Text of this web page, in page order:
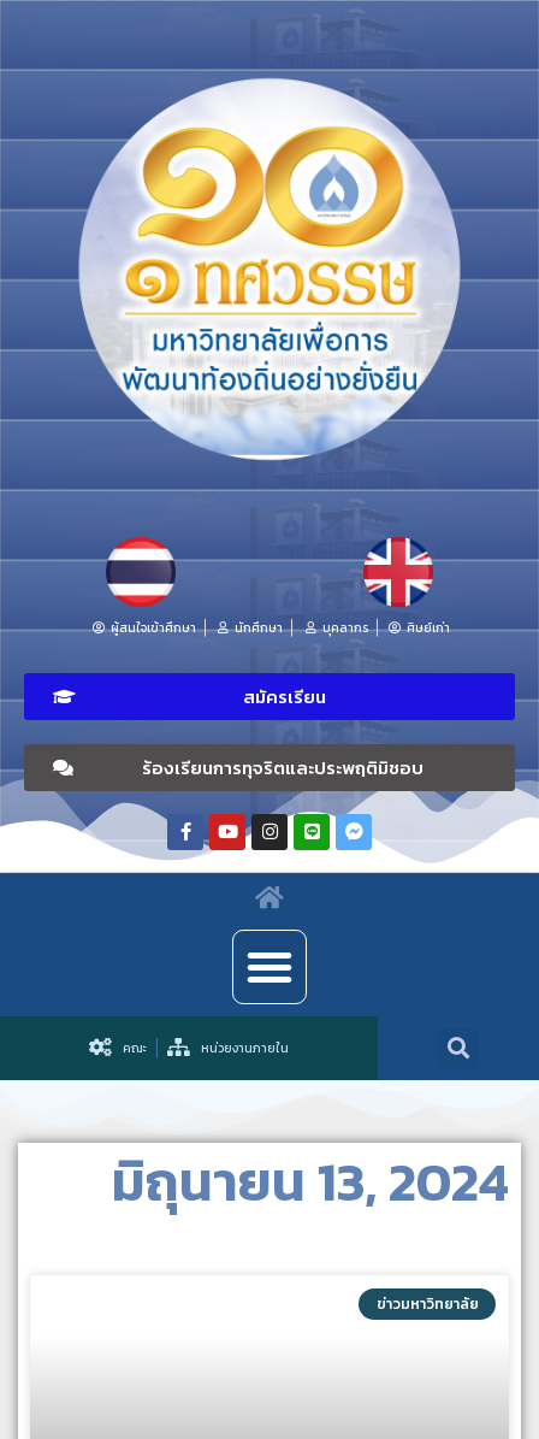
ผู้สนใจเข้าศึกษา นักศึกษา บุคลากร ศิษย์เก่า
สมัครเรียน
ร้องเรียนการทุจริตและประพฤติมิชอบ
คณะ หน่วยงานภายใน
มิถุนายน 13, 2024
ข่าวมหาวิทยาลัย